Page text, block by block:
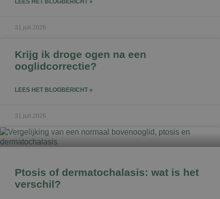
LEES HET BLOGBERICHT »
31 juli 2026
Krijg ik droge ogen na een
ooglidcorrectie?
LEES HET BLOGBERICHT »
31 juli 2026
Ptosis of dermatochalasis: wat is het
verschil?